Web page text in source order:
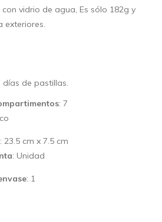
vidrio de agua, Es sólo 182g y
exteriores.
días de pastillas.
: 7
: 23.5 cm x 7.5 cm
: Unidad
: 1